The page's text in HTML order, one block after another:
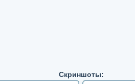
Скриншоты: